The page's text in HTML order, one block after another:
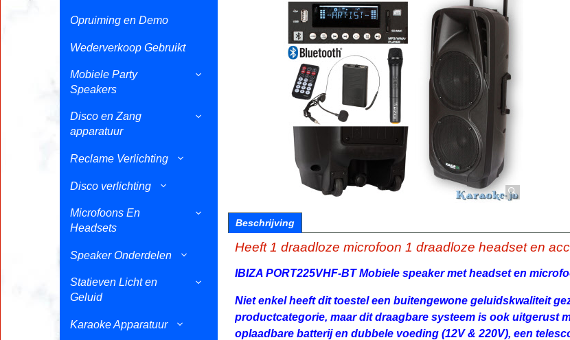
Opruiming en Demo
Wederverkoop Gebruikt
Mobiele Party
Speakers
Disco en Zang
apparatuur
Reclame Verlichting
Disco verlichting
Microfoons En
Headsets
Speaker Onderdelen
Statieven Licht en
Geluid
Karaoke Apparatuur
Beschrijving
Heeft 1 draadloze microfoon 1 draadloze headset en
IBIZA PORT225VHF-BT Mobiele speaker met headset en
Niet enkel heeft dit toestel een buitengewone geluidskwaliteit
productcategorie, maar dit draagbare systeem is ook uitgerust
oplaadbare batterij en dubbele voeding (12V & 220V), een